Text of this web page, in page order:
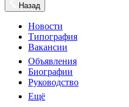
Назад
Новости
Типография
Вакансии
Объявления
Биографии
Руководство
Ещё